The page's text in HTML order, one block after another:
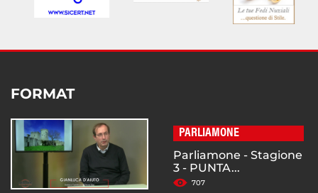
FORMAT
PARLIAMONE
Parliamone - Stagione
3 - PUNTA...
707